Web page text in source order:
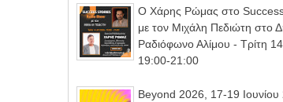
Ο Χάρης Ρώμας στο
με τον Μιχάλη Πεδιώτη στο
Ραδιόφωνο Αλίμου - Τρίτη
19:00-21:00
Beyond 2026, 17-19 Ιουνίου